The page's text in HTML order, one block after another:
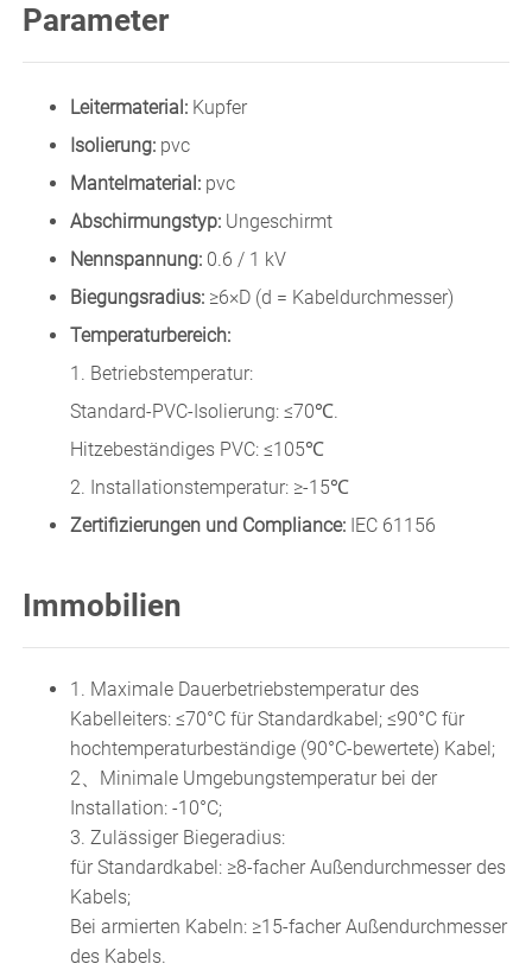
Parameter
Leitermaterial: Kupfer
Isolierung: pvc
Mantelmaterial: pvc
Abschirmungstyp: Ungeschirmt
Nennspannung: 0.6 / 1 kV
Biegungsradius: ≥6×D (d = Kabeldurchmesser)
Temperaturbereich:
1. Betriebstemperatur:
Standard-PVC-Isolierung: ≤70℃.
Hitzebeständiges PVC: ≤105℃
2. Installationstemperatur: ≥-15℃
Zertifizierungen und Compliance: IEC 61156
Immobilien
1. Maximale Dauerbetriebstemperatur des
Kabelleiters: ≤70°C für Standardkabel; ≤90°C für
hochtemperaturbeständige (90°C-bewertete) Kabel;
2、Minimale Umgebungstemperatur bei der
Installation: -10°C;
3. Zulässiger Biegeradius:
für Standardkabel: ≥8-facher Außendurchmesser des
Kabels;
Bei armierten Kabeln: ≥15-facher Außendurchmesser
des Kabels.